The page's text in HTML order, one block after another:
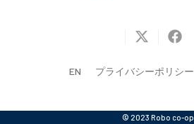
EN プライバシーポリシー
© 2023 Robo co-op